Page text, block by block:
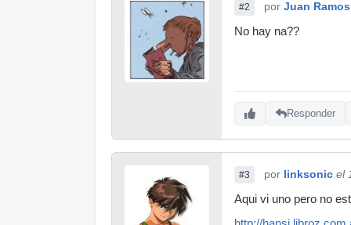
#2 por Juan Ramos
No hay na??
Responder
#3 por linksonic el
Aqui vi uno pero no